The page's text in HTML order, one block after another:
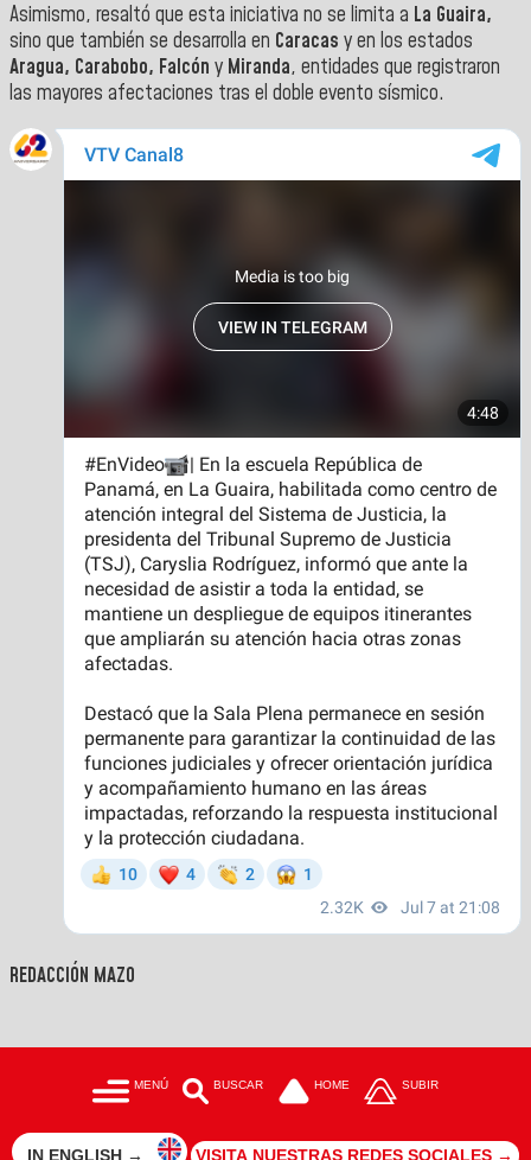
Asimismo, resaltó que esta iniciativa no se limita a La Guaira,
sino que también se desarrolla en Caracas y en los estados
Aragua, Carabobo, Falcón y Miranda, entidades que registraron
las mayores afectaciones tras el doble evento sísmico.
REDACCIÓN MAZO
MENÚ BUSCAR HOME SUBIR
IN ENGLISH → VISITA NUESTRAS REDES SOCIALES →